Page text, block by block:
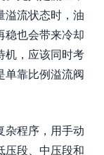
溢流状态时，油
稳也会带来冷却
机，应该同时考
单靠比例溢流阀
杂程序，用手动
压段、中压段和